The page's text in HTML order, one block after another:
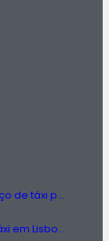
Táxis Amadora: Conheça o serviço de táxi prestado na região da Amadora.
Número de Táxi: Serviço Rádio Táxi em Lisboa, Entre em Contato Agora!